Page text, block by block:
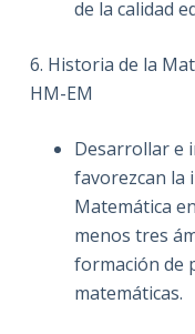
de la calidad
6. Historia de la
HM-EM
Desarrollar e
favorezcan la
Matemática
menos tres
formación de
matemáticas.